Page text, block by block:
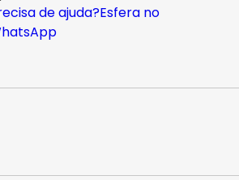
de ajuda?Esfera no